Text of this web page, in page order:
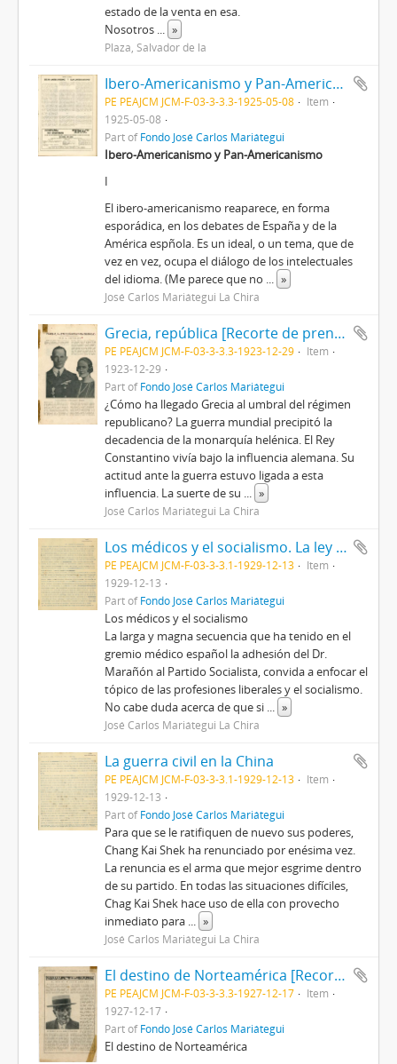
estado de la venta en esa.
Nosotros ... »
Plaza, Salvador de la
Ibero-Americanismo y Pan-Americanismo [Recorte de Prensa]
PE PEAJCM JCM-F-03-3-3.3-1925-05-08
Item
1925-05-08
Part ofFondo José Carlos Mariátegui
Ibero-Americanismo y Pan-Americanismo
I
El ibero-americanismo reaparece, en forma
esporádica, en los debates de España y de la
América espñola. Es un ideal, o un tema, que de
vez en vez, ocupa el diálogo de los intelectuales
del idioma. (Me parece que no ... »
José Carlos Mariátegui La Chira
Grecia, república [Recorte de prensa]
PE PEAJCM JCM-F-03-3-3.3-1923-12-29
Item
1923-12-29
Part ofFondo José Carlos Mariátegui
¿Cómo ha llegado Grecia al umbral del régimen
republicano? La guerra mundial precipitó la
decadencia de la monarquía helénica. El Rey
Constantino vivía bajo la influencia alemana. Su
actitud ante la guerra estuvo ligada a esta
influencia. La suerte de su ... »
José Carlos Mariátegui La Chira
Los médicos y el socialismo. La ley marcial en Haití
PE PEAJCM JCM-F-03-3-3.1-1929-12-13
Item
1929-12-13
Part ofFondo José Carlos Mariátegui
Los médicos y el socialismo
La larga y magna secuencia que ha tenido en el
gremio médico español la adhesión del Dr.
Marañón al Partido Socialista, convida a enfocar el
tópico de las profesiones liberales y el socialismo.
No cabe duda acerca de que si ... »
José Carlos Mariátegui La Chira
La guerra civil en la China
PE PEAJCM JCM-F-03-3-3.1-1929-12-13
Item
1929-12-13
Part ofFondo José Carlos Mariátegui
Para que se le ratifiquen de nuevo sus poderes,
Chang Kai Shek ha renunciado por enésima vez.
La renuncia es el arma que mejor esgrime dentro
de su partido. En todas las situaciones difíciles,
Chag Kai Shek hace uso de ella con provecho
inmediato para ... »
José Carlos Mariátegui La Chira
El destino de Norteamérica [Recorte]
PE PEAJCM JCM-F-03-3-3.3-1927-12-17
Item
1927-12-17
Part ofFondo José Carlos Mariátegui
El destino de Norteamérica